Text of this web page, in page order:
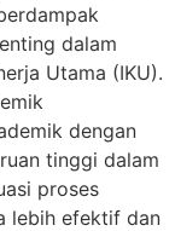
dalam
Utama (IKU).
dengan
tinggi dalam
proses
lebih efektif dan